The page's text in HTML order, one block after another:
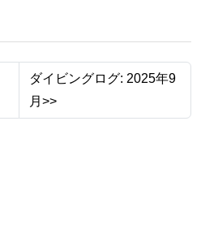
ダイビングログ: 2025年9
月>>